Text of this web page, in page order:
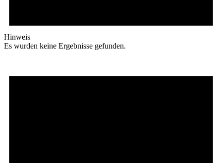
Hinweis
Es wurden keine Ergebnisse gefunden.